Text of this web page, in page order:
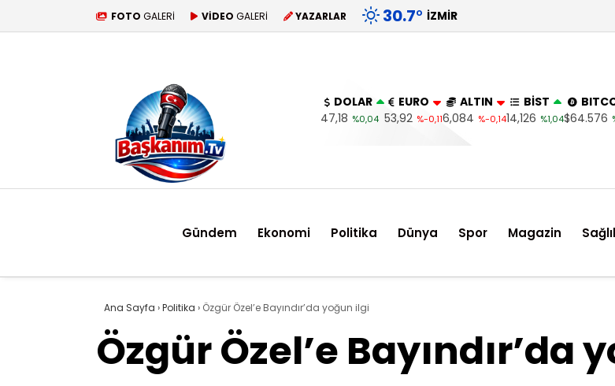
FOTO GALERİ VİDEO GALERİ YAZARLAR 30.7° İZMIR
DOLAR
47,18 %0,04
EURO
53,92 %-0,11
ALTIN
6,084 %-0,14
BİST
14,126 %1,04$64.576
Gündem Ekonomi Politika Dünya Spor Magazin
Ana Sayfa ›Politika › Özgür Özel’e Bayındır’da yoğun ilgi
Özgür Özel’e Bayındır’da